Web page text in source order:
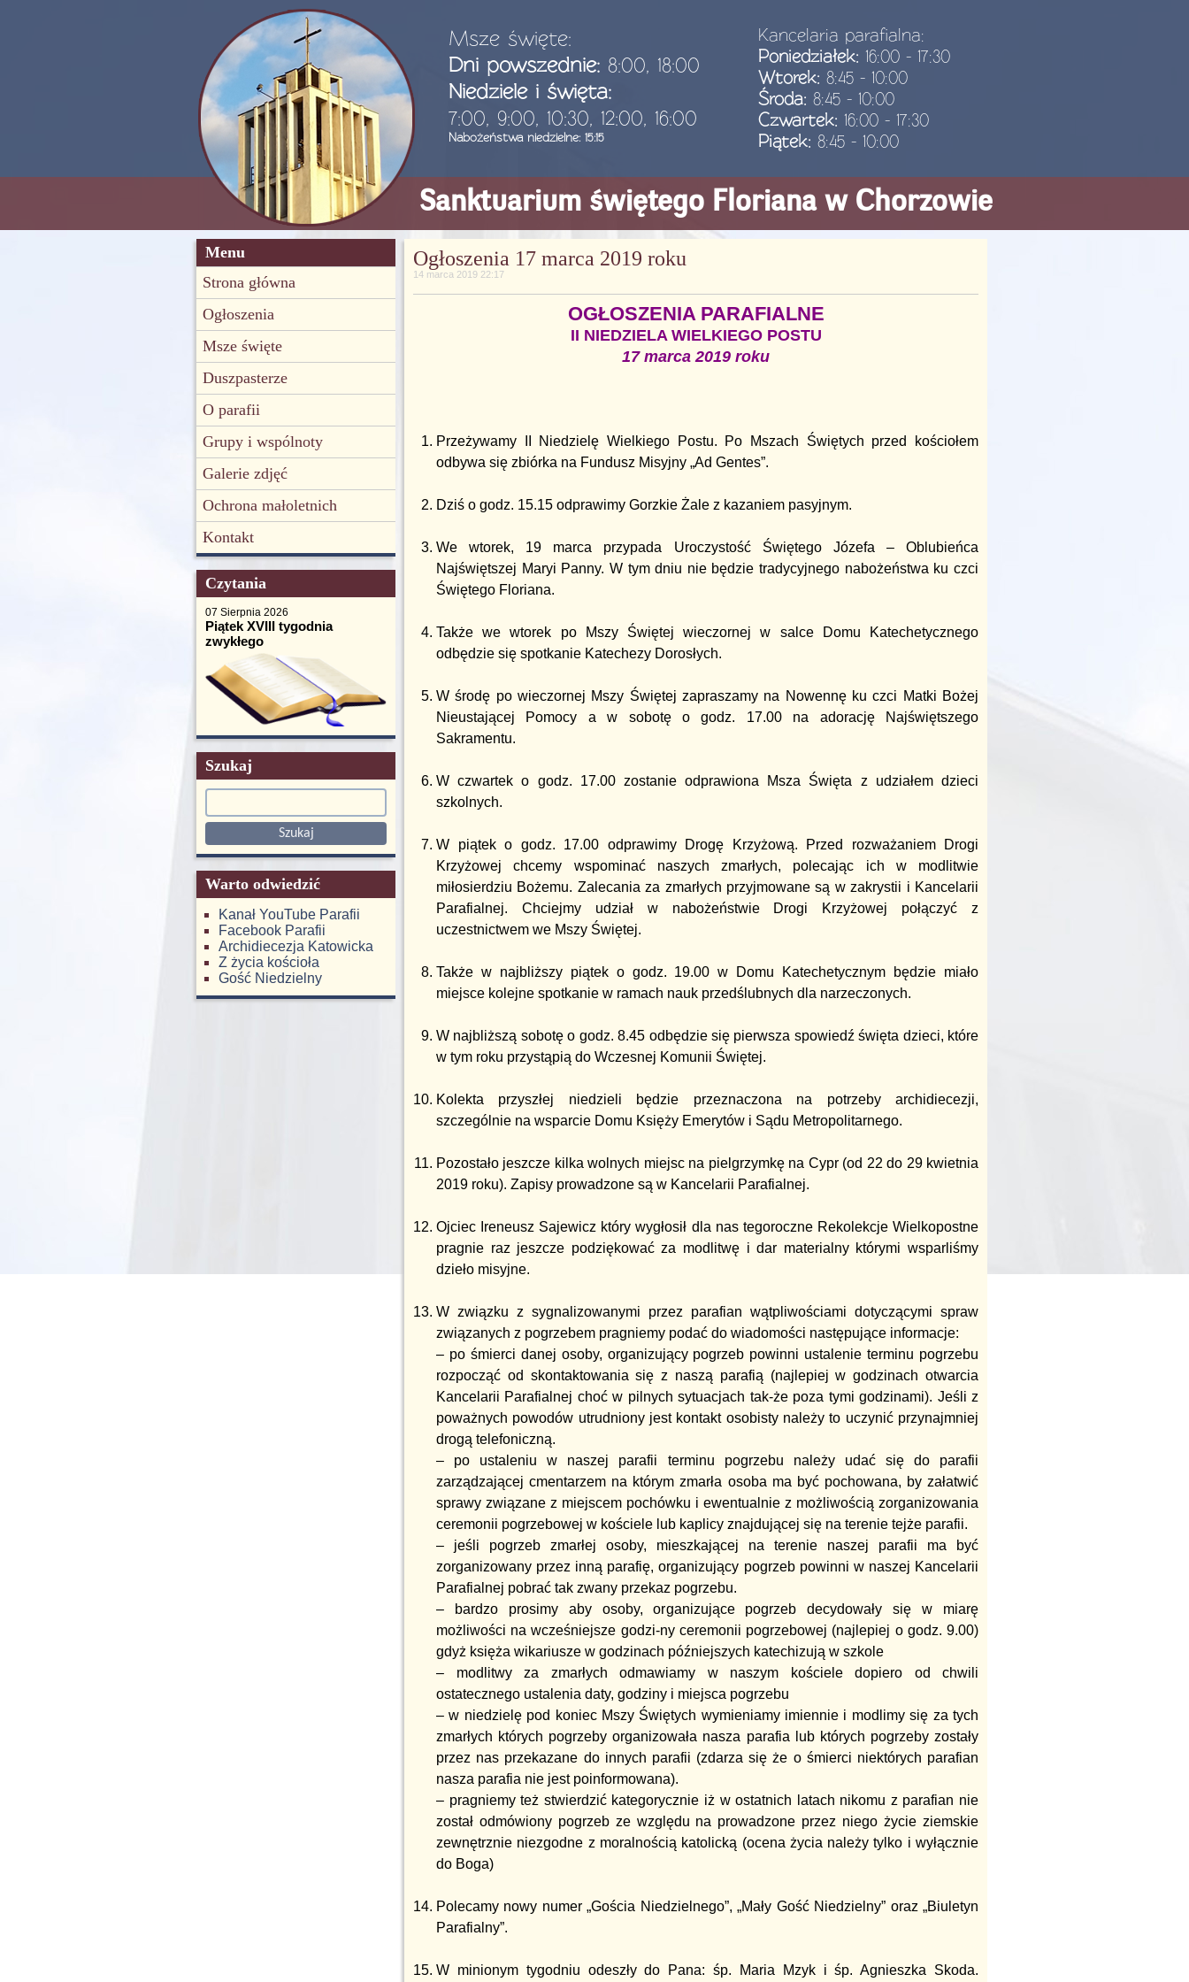
Msze święte:
Dni powszednie: 8:00, 18:00
Niedziele i święta:
7:00, 9:00, 10:30, 12:00, 16:00
Nabożeństwa niedzielne: 15:15
Kancelaria parafialna:
Poniedziałek: 16:00 - 17:30
Wtorek: 8:45 - 10:00
Środa: 8:45 - 10:00
Czwartek: 16:00 - 17:30
Piątek: 8:45 - 10:00
Sanktuarium świętego Floriana w Chorzowie
Menu
Strona główna
Ogłoszenia
Msze święte
Duszpasterze
O parafii
Grupy i wspólnoty
Galerie zdjęć
Ochrona małoletnich
Kontakt
Czytania
07 Sierpnia 2026
Piątek XVIII tygodnia
zwykłego
Szukaj
Warto odwiedzić
Kanał YouTube Parafii
Facebook Parafii
Archidiecezja Katowicka
Z życia kościoła
Gość Niedzielny
Ogłoszenia 17 marca 2019 roku
14 marca 2019 22:17
OGŁOSZENIA PARAFIALNE
II NIEDZIELA WIELKIEGO POSTU
17 marca 2019 roku
Przeżywamy II Niedzielę Wielkiego Postu. Po Mszach Świętych przed kościołem
odbywa się zbiórka na Fundusz Misyjny „Ad Gentes”.
Dziś o godz. 15.15 odprawimy Gorzkie Żale z kazaniem pasyjnym.
We wtorek, 19 marca przypada Uroczystość Świętego Józefa – Oblubieńca
Najświętszej Maryi Panny. W tym dniu nie będzie tradycyjnego nabożeństwa ku czci
Świętego Floriana.
Także we wtorek po Mszy Świętej wieczornej w salce Domu Katechetycznego
odbędzie się spotkanie Katechezy Dorosłych.
W środę po wieczornej Mszy Świętej zapraszamy na Nowennę ku czci Matki Bożej
Nieustającej Pomocy a w sobotę o godz. 17.00 na adorację Najświętszego
Sakramentu.
W czwartek o godz. 17.00 zostanie odprawiona Msza Święta z udziałem dzieci
szkolnych.
W piątek o godz. 17.00 odprawimy Drogę Krzyżową. Przed rozważaniem Drogi
Krzyżowej chcemy wspominać naszych zmarłych, polecając ich w modlitwie
miłosierdziu Bożemu. Zalecania za zmarłych przyjmowane są w zakrystii i Kancelarii
Parafialnej. Chciejmy udział w nabożeństwie Drogi Krzyżowej połączyć z
uczestnictwem we Mszy Świętej.
Także w najbliższy piątek o godz. 19.00 w Domu Katechetycznym będzie miało
miejsce kolejne spotkanie w ramach nauk przedślubnych dla narzeczonych.
W najbliższą sobotę o godz. 8.45 odbędzie się pierwsza spowiedź święta dzieci, które
w tym roku przystąpią do Wczesnej Komunii Świętej.
Kolekta przyszłej niedzieli będzie przeznaczona na potrzeby archidiecezji,
szczególnie na wsparcie Domu Księży Emerytów i Sądu Metropolitarnego.
Pozostało jeszcze kilka wolnych miejsc na pielgrzymkę na Cypr (od 22 do 29 kwietnia
2019 roku). Zapisy prowadzone są w Kancelarii Parafialnej.
Ojciec Ireneusz Sajewicz który wygłosił dla nas tegoroczne Rekolekcje Wielkopostne
pragnie raz jeszcze podziękować za modlitwę i dar materialny którymi wsparliśmy
dzieło misyjne.
W związku z sygnalizowanymi przez parafian wątpliwościami dotyczącymi spraw
związanych z pogrzebem pragniemy podać do wiadomości następujące informacje:
– po śmierci danej osoby, organizujący pogrzeb powinni ustalenie terminu pogrzebu
rozpocząć od skontaktowania się z naszą parafią (najlepiej w godzinach otwarcia
Kancelarii Parafialnej choć w pilnych sytuacjach tak-że poza tymi godzinami). Jeśli z
poważnych powodów utrudniony jest kontakt osobisty należy to uczynić przynajmniej
drogą telefoniczną.
– po ustaleniu w naszej parafii terminu pogrzebu należy udać się do parafii
zarządzającej cmentarzem na którym zmarła osoba ma być pochowana, by załatwić
sprawy związane z miejscem pochówku i ewentualnie z możliwością zorganizowania
ceremonii pogrzebowej w kościele lub kaplicy znajdującej się na terenie tejże parafii.
– jeśli pogrzeb zmarłej osoby, mieszkającej na terenie naszej parafii ma być
zorganizowany przez inną parafię, organizujący pogrzeb powinni w naszej Kancelarii
Parafialnej pobrać tak zwany przekaz pogrzebu.
– bardzo prosimy aby osoby, organizujące pogrzeb decydowały się w miarę
możliwości na wcześniejsze godzi-ny ceremonii pogrzebowej (najlepiej o godz. 9.00)
gdyż księża wikariusze w godzinach późniejszych katechizują w szkole
– modlitwy za zmarłych odmawiamy w naszym kościele dopiero od chwili
ostatecznego ustalenia daty, godziny i miejsca pogrzebu
– w niedzielę pod koniec Mszy Świętych wymieniamy imiennie i modlimy się za tych
zmarłych których pogrzeby organizowała nasza parafia lub których pogrzeby zostały
przez nas przekazane do innych parafii (zdarza się że o śmierci niektórych parafian
nasza parafia nie jest poinformowana).
– pragniemy też stwierdzić kategorycznie iż w ostatnich latach nikomu z parafian nie
został odmówiony pogrzeb ze względu na prowadzone przez niego życie ziemskie
zewnętrznie niezgodne z moralnością katolicką (ocena życia należy tylko i wyłącznie
do Boga)
Polecamy nowy numer „Gościa Niedzielnego”, „Mały Gość Niedzielny” oraz „Biuletyn
Parafialny”.
W minionym tygodniu odeszły do Pana: śp. Maria Mzyk i śp. Agnieszka Skoda.